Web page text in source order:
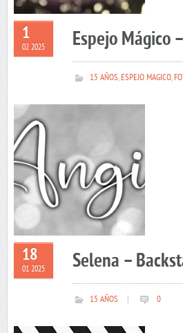
1
02 2025 Espejo Mágico
15 AÑOS,ESPEJO MAGICO,
18
01 2025 Selena –
15 AÑOS 0